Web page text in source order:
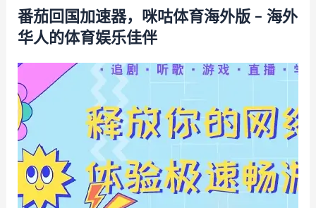
番茄回国加速器，咪咕体育海外版 – 海外
华人的体育娱乐佳伴